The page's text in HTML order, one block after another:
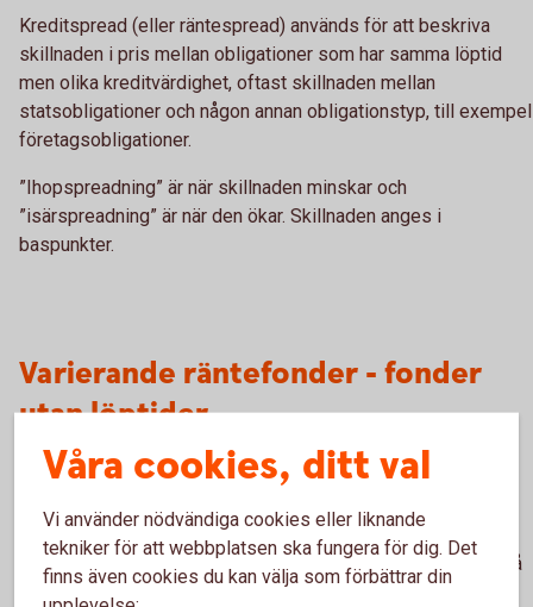
Kreditspread (eller räntespread) används för att beskriva
skillnaden i pris mellan obligationer som har samma löptid
men olika kreditvärdighet, oftast skillnaden mellan
statsobligationer och någon annan obligationstyp, till exempel
företagsobligationer.
”Ihopspreadning” är när skillnaden minskar och
”isärspreadning” är när den ökar. Skillnaden anges i
baspunkter.
Varierande räntefonder - fonder
utan löptider
Vill du slippa tänka på löptider? Om du siktar på god
börssvängningar och löptider kan så kallade varierande
räntefonder vara något för dig. Här väljer förvaltaren löptid på
placeringarna utifrån sin egen tro kring ränteutvecklingen
Våra cookies, ditt val
Vi använder nödvändiga cookies eller liknande
tekniker för att webbplatsen ska fungera för dig. Det
finns även cookies du kan välja som förbättrar din